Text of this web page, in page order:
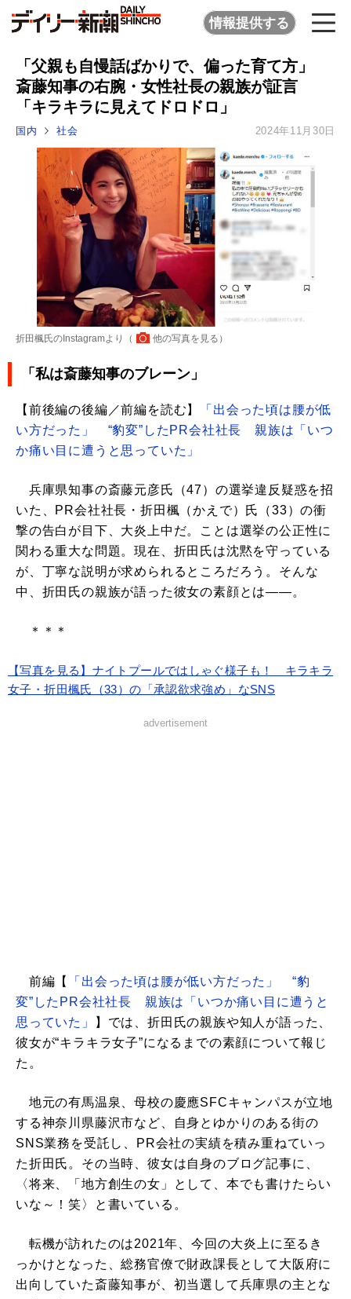
情報提供する
「父親も自慢話ばかりで、偏った育て方」
斎藤知事の右腕・女性社長の親族が証言
「キラキラに見えてドロドロ」
国内 社会 2024年11月30日
折田楓氏のInstagramより（ 他の写真を見る ）
「私は斎藤知事のブレーン」
【前後編の後編／前編を読む】
「出会った頃は腰が低
い方だった」 “豹変”したPR会社社長 親族は「いつ
か痛い目に遭うと思っていた」
兵庫県知事の斎藤元彦氏（47）の選挙違反疑惑を招
いた、PR会社社長・折田楓（かえで）氏（33）の衝
撃の告白が目下、大炎上中だ。ことは選挙の公正性に
関わる重大な問題。現在、折田氏は沈黙を守っている
が、丁寧な説明が求められるところだろう。そんな
中、折田氏の親族が語った彼女の素顔とは――。
＊＊＊
【写真を見る】ナイトプールではしゃぐ様子も！ キラキラ
女子・折田楓氏（33）の「承認欲求強め」なSNS
advertisement
前編【
「出会った頃は腰が低い方だった」 “豹
変”したPR会社社長 親族は「いつか痛い目に遭うと
思っていた」
】では、折田氏の親族や知人が語った、
彼女が“キラキラ女子”になるまでの素顔について報じ
た。
地元の有馬温泉、母校の慶應SFCキャンパスが立地
する神奈川県藤沢市など、自身とゆかりのある街の
SNS業務を受託し、PR会社の実績を積み重ねていっ
た折田氏。その当時、彼女は自身のブログ記事に、
〈将来、「地方創生の女」として、本でも書けたらい
いな～！笑〉と書いている。
転機が訪れたのは2021年、今回の大炎上に至るき
っかけとなった、総務官僚で財政課長として大阪府に
出向していた斎藤知事が、初当選して兵庫県の主とな